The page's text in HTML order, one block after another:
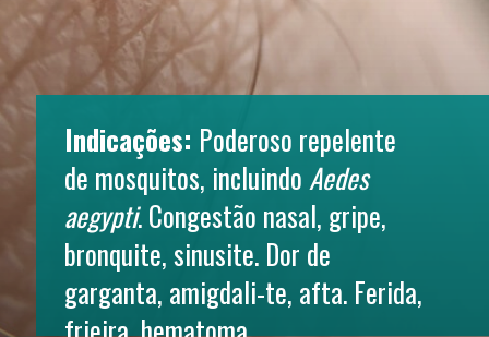
Indicações: Poderoso repelente
de mosquitos, incluindo Aedes
aegypti. Congestão nasal, gripe,
bronquite, sinusite. Dor de
garganta, amigdali-te, afta. Ferida,